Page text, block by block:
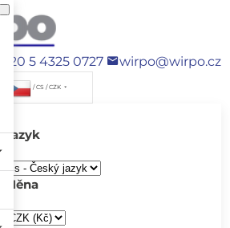
+420 5 4325 0727 wirpo@wirpo.cz
/ CS / CZK
Jazyk
Měna